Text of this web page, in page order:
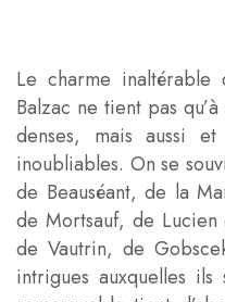
Le charme inaltérable
Balzac ne tient pas
denses, mais aussi
inoubliables. On se
de Beauséant, de la
de Mortsauf, de Lucien
de Vautrin, de
intrigues auxquelles